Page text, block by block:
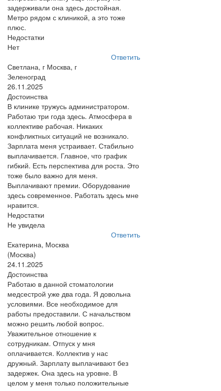
задерживали она здесь достойная.
Метро рядом с клиникой, а это тоже
плюс.
Недостатки
Нет
Ответить
Светлана, г Москва, г
Зеленоград
26.11.2025
Достоинства
В клинике тружусь администратором.
Работаю три года здесь. Атмосфера в
коллективе рабочая. Никаких
конфликтных ситуаций не возникало.
Зарплата меня устраивает. Стабильно
выплачивается. Главное, что график
гибкий. Есть перспектива для роста. Это
тоже было важно для меня.
Выплачивают премии. Оборудование
здесь современное. Работать здесь мне
нравится.
Недостатки
Не увидела
Ответить
Екатерина, Москва
(Москва)
24.11.2025
Достоинства
Работаю в данной стоматологии
медсестрой уже два года. Я довольна
условиями. Все необходимое для
работы предоставили. С начальством
можно решить любой вопрос.
Уважительное отношение к
сотрудникам. Отпуск у мня
оплачивается. Коллектив у нас
дружный. Зарплату выплачивают без
задержек. Она здесь на уровне. В
целом у меня только положительные